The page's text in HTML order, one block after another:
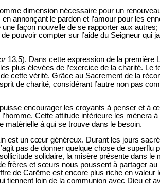
dimension nécessaire pour un
annonçant le pardon et l’amour pour les
façon nouvelle de se rapporter aux
pouvoir compter sur l’aide du Seigneur qui
13,5). Dans cette expression de la première
plus élevées de l’exercice de la charité. Le
cette vérité. Grâce au Sacrement de la
de charité, considérant l’autre non pas
encourager les croyants à penser et à
Cette attitude intérieure les mènera
à qui se trouve dans le besoin.
est un cœur généreux. Durant les jours
pas de donner quelque chose de superflu
solidaire, la misère présente dans le
frères et sœurs nous poussent à partager
de Carême est encore plus riche en valeur
tiennent loin de la communion avec Dieu et